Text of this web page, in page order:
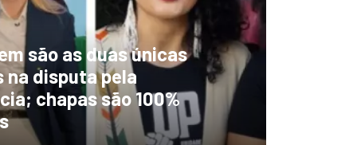
são as duas únicas
na disputa pela
chapas são 100%